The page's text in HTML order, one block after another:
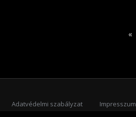
«
Adatvédelmi szabályzat Impresszum